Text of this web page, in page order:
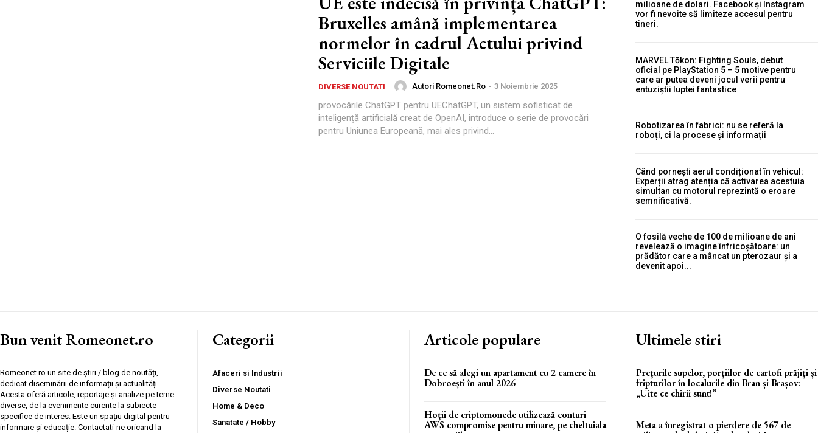
Bruxelles amână implementarea
normelor în cadrul Actului privind
Serviciile Digitale
DIVERSE NOUTATI Autori Romeonet.ro - 3 Noiembrie 2025
provocările ChatGPT pentru UEChatGPT, un sistem sofisticat de
inteligență artificială creat de OpenAI, introduce o serie de provocări
pentru Uniunea Europeană, mai ales privind...
milioane de dolari. Facebook și Instagram
vor fi nevoite să limiteze accesul pentru
tineri.
MARVEL Tōkon: Fighting Souls, debut
oficial pe PlayStation 5 – 5 motive pentru
care ar putea deveni jocul verii pentru
entuziștii luptei fantastice
Robotizarea în fabrici: nu se referă la
roboți, ci la procese și informații
Când pornești aerul condiționat în vehicul:
Experții atrag atenția că activarea acestuia
simultan cu motorul reprezintă o eroare
semnificativă.
O fosilă veche de 100 de milioane de ani
revelează o imagine înfricoșătoare: un
prădător care a mâncat un pterozaur și a
devenit apoi...
Bun venit Romeonet.ro
Romeonet.ro un site de știri / blog de noutăți,
dedicat diseminării de informații și actualități.
Acesta oferă articole, reportaje și analize pe teme
diverse, de la evenimente curente la subiecte
specifice de interes. Este un spațiu digital pentru
informare și educație. Contactati-ne oricand la
Categorii
Afaceri si Industrii
Diverse Noutati
Home & Deco
Sanatate / Hobby
Articole populare
De ce să alegi un apartament cu 2 camere în
Dobroești în anul 2026
Hoții de criptomonede utilizează conturi
AWS compromise pentru minare, pe cheltuiala
Ultimele stiri
Prețurile supelor, porțiilor de cartofi prăjiți și
fripturilor în localurile din Bran și Brașov:
„Uite ce chirii sunt!”
Meta a înregistrat o pierdere de 567 de